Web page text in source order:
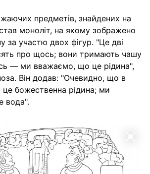
предметів, знайдених на
моноліт, на якому зображено
за участю двох фігур. "Це дві
про щось; вони тримають чашу
— ми вважаємо, що це рідина",
Він додав: "Очевидно, що в
це божественна рідина; ми
вода".